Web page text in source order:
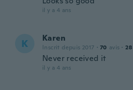
il y a 4 ans
K Karen
Inscrit depuis 2017 · 70 avis · 28
Never received it
il y a 4 ans